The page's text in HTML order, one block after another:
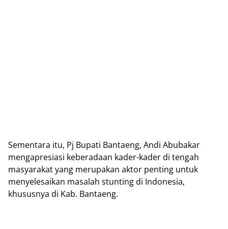
Sementara itu, Pj Bupati Bantaeng, Andi Abubakar
mengapresiasi keberadaan kader-kader di tengah
masyarakat yang merupakan aktor penting untuk
menyelesaikan masalah stunting di Indonesia,
khususnya di Kab. Bantaeng.